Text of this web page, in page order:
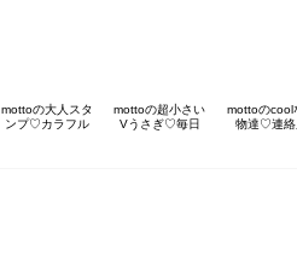
mottoの大人スタ
ンプ♡カラフル
mottoの超小さい
Vうさぎ♡毎日
mottoのcool
物達♡連絡